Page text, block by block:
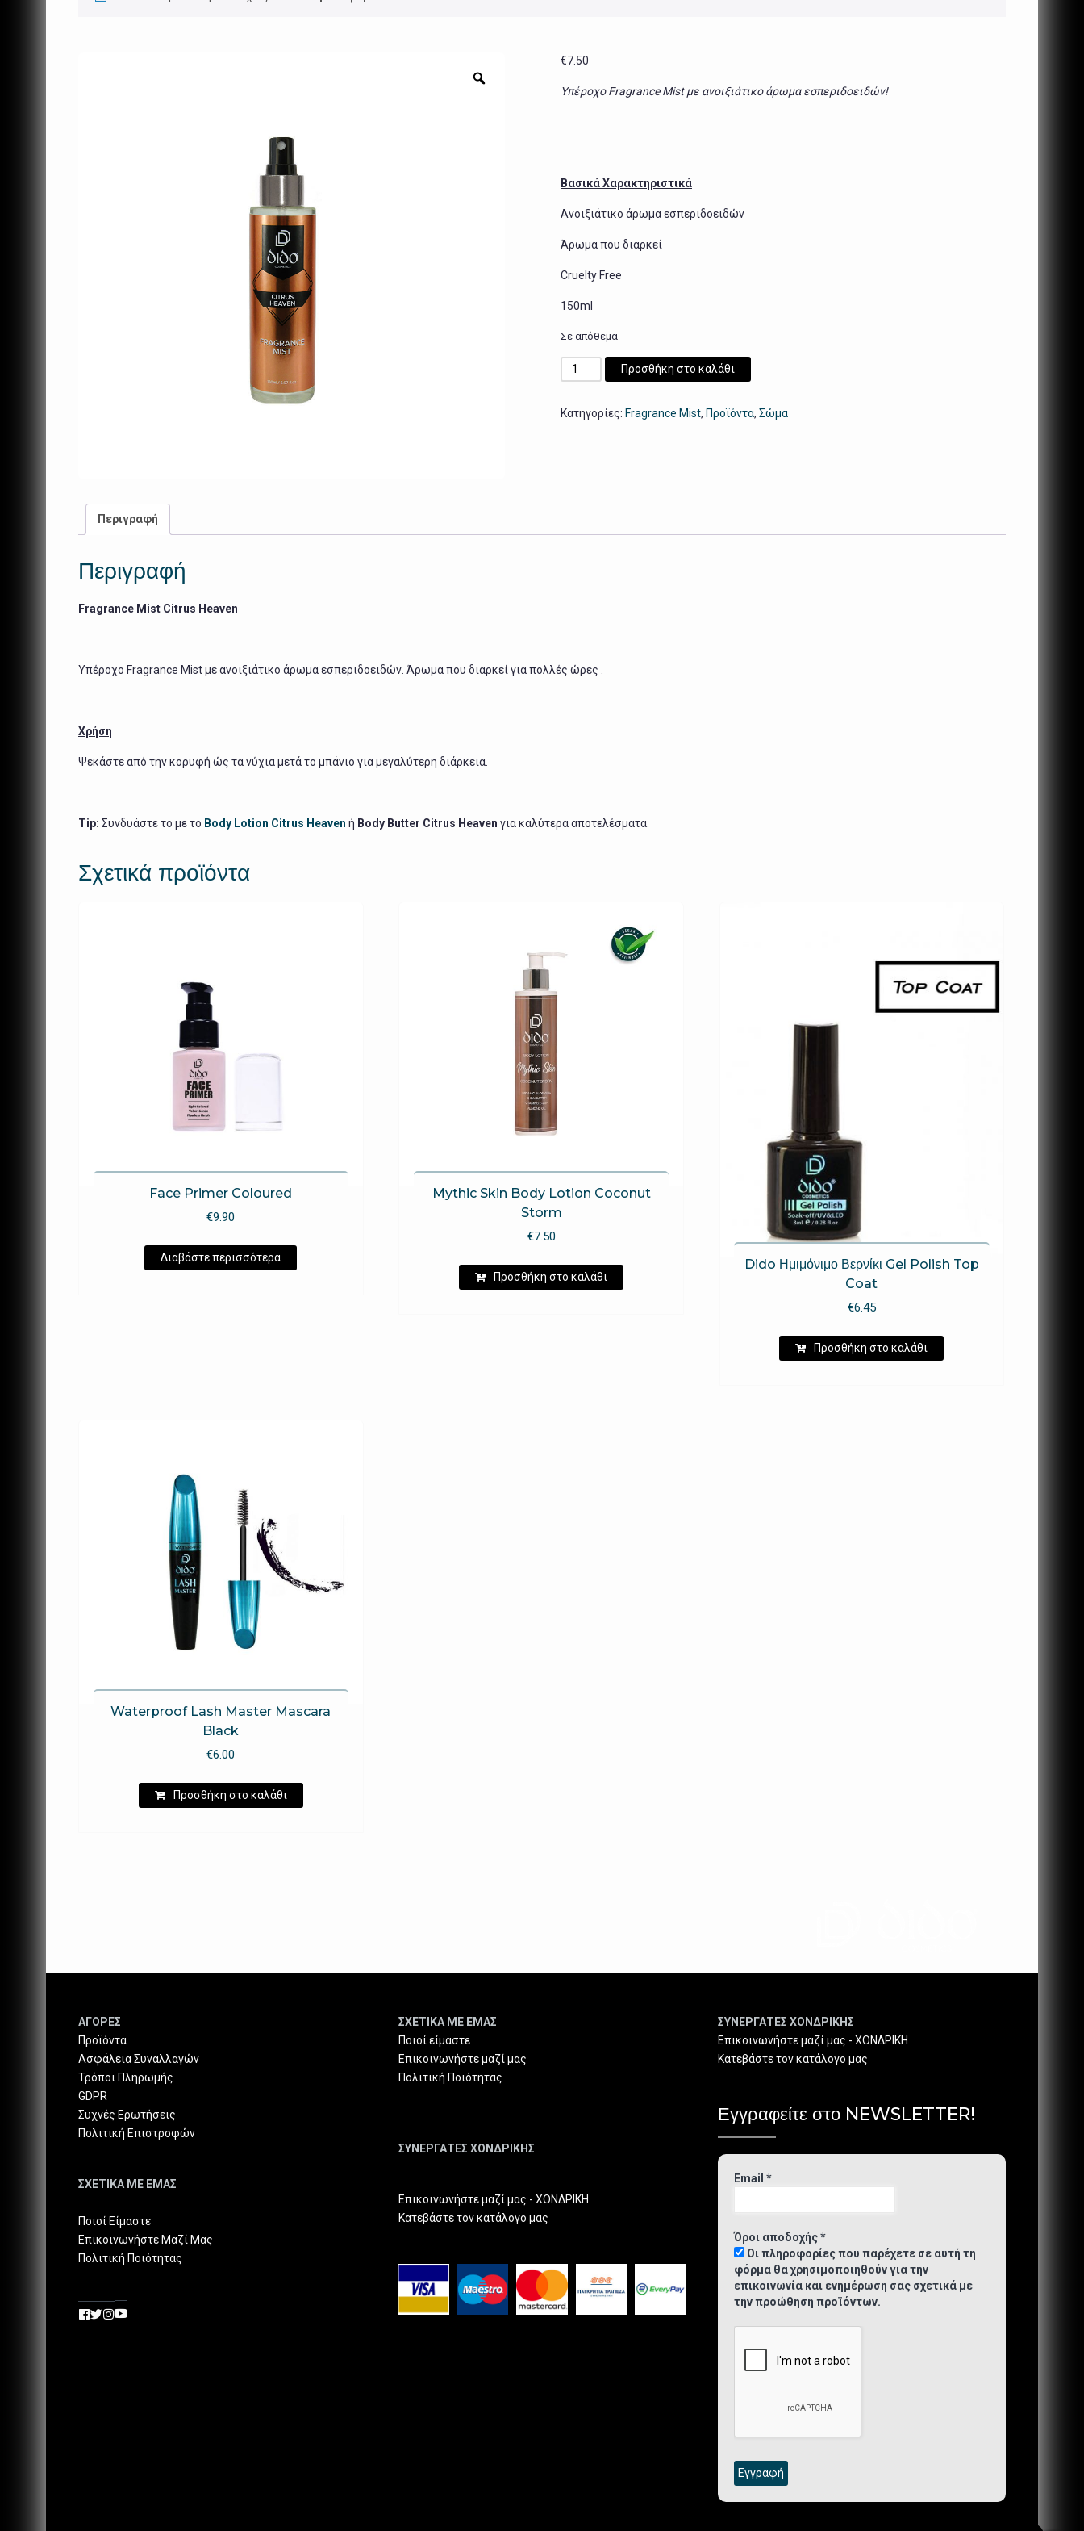
€7.50
Υπέροχο Fragrance Mist με ανοιξιάτικο άρωμα εσπεριδοειδών!
Βασικά Χαρακτηριστικά
Ανοιξιάτικο άρωμα εσπεριδοειδών
Άρωμα που διαρκεί
Cruelty Free
150ml
Σε απόθεμα
Fragrance
Mist
Heaven
Προσθήκη στο καλάθι
Κατηγορίες: Fragrance Mist, Προϊόντα, Σώμα
Περιγραφή
Περιγραφή
Fragrance Mist Citrus Heaven
Υπέροχο Fragrance Mist με ανοιξιάτικο άρωμα εσπεριδοειδών. Άρωμα που διαρκεί για πολλές ώρες .
Χρήση
Ψεκάστε από την κορυφή ώς τα νύχια μετά το μπάνιο για μεγαλύτερη διάρκεια.
Tip: Συνδυάστε το με το Body Lotion Citrus Heaven ή Body Butter Citrus Heaven για καλύτερα αποτελέσματα.
Σχετικά προϊόντα
Face Primer Coloured
€9.90
Διαβάστε περισσότερα
Mythic Skin Body Lotion Coconut
Storm
€7.50
Προσθήκη στο καλάθι
Dido Ημιμόνιμο Βερνίκι Gel Polish Top
Coat
€6.45
Προσθήκη στο καλάθι
Waterproof Lash Master Mascara
Black
€6.00
Προσθήκη στο καλάθι
ΑΓΟΡΕΣ
Προϊόντα
Ασφάλεια Συναλλαγών
Τρόποι Πληρωμής
GDPR
Συχνές Ερωτήσεις
Πολιτική Επιστροφών
ΣΧΕΤΙΚΑ ΜΕ ΕΜΑΣ
Ποιοί Είμαστε
Επικοινωνήστε Μαζί Μας
Πολιτική Ποιότητας
ΣΧΕΤΙΚΑ ΜΕ ΕΜΑΣ
Ποιοί είμαστε
Επικοινωνήστε μαζί μας
Πολιτική Ποιότητας
ΣΥΝΕΡΓΑΤΕΣ ΧΟΝΔΡΙΚΗΣ
Επικοινωνήστε μαζί μας - ΧΟΝΔΡΙΚΗ
Κατεβάστε τον κατάλογο μας
ΣΥΝΕΡΓΑΤΕΣ ΧΟΝΔΡΙΚΗΣ
Επικοινωνήστε μαζί μας - ΧΟΝΔΡΙΚΗ
Κατεβάστε τον κατάλογο μας
Εγγραφείτε στο NEWSLETTER!
Email*
Όροι αποδοχής*
Οι πληροφορίες που παρέχετε σε αυτή τη
φόρμα θα χρησιμοποιηθούν για την
επικοινωνία και ενημέρωση σας σχετικά με
την προώθηση προϊόντων.